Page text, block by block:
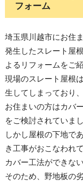
フォーム
埼玉県川越市にお住
発生したスレート屋
よるリフォームをご
現場のスレート屋根
生してしまっており
お住まいの方はカバ
をご検討されていまし
しかし屋根の下地で
き工事がおこなわれ
カバー工法ができな
そのため、野地板の